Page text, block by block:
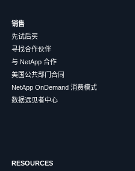
销售
先试后买
寻找合作伙伴
与 NetApp 合作
美国公共部门合同
NetApp OnDemand 消费模式
数据远见者中心
RESOURCES